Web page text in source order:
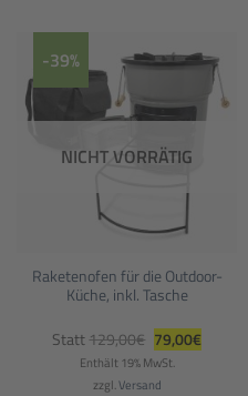
-39%
NICHT VORRÄTIG
Raketenofen für die Outdoor-
Küche, inkl. Tasche
Statt 129,00€ Ursprünglicher
Preis
war:
129,00€
79,00€Aktueller
Preis
Enthält 19% MwSt.
zzgl.Versand